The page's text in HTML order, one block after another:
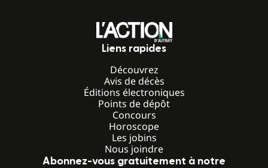
Liens rapides
Découvrez
Avis de décès
Éditions électroniques
Points de dépôt
Concours
Horoscope
Les jobins
Nous joindre
Abonnez-vous gratuitement à notre